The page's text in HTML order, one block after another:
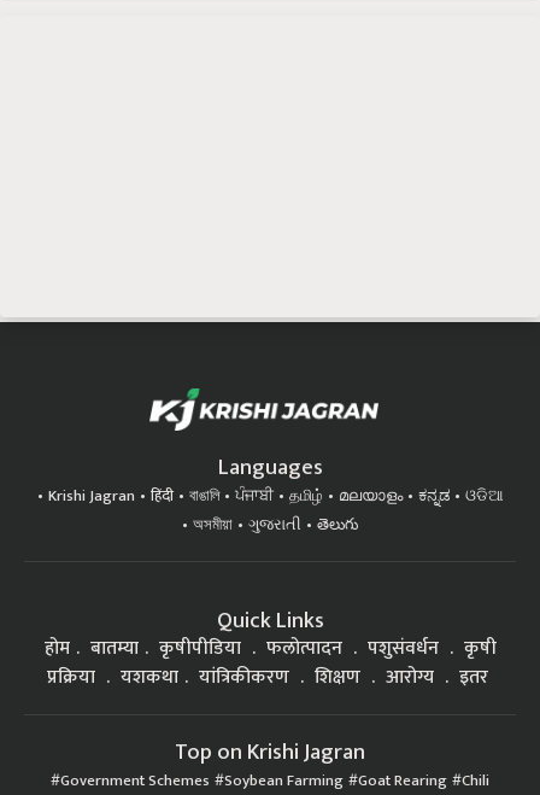
Languages
Krishi Jagran हिंदी বাঙালি ਪੰਜਾਬੀ தமிழ் മലയാളം ಕನ್ನಡ
ଓଡିଆ
অসমীয়া
ગુજરાતી తెలుగు
Quick Links
होम बातम्या कृषीपीडिया फलोत्पादन पशुसंवर्धन
कृषी
प्रक्रिया
यशकथा यांत्रिकीकरण शिक्षण आरोग्य इतर
Top on Krishi Jagran
Government Schemes Soybean Farming Goat Rearing Chili